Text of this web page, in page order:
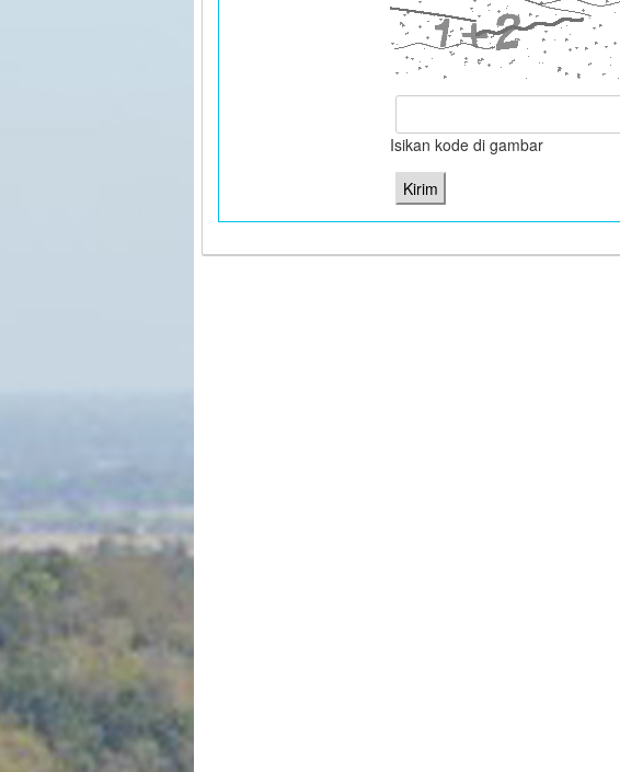
Isikan kode di gambar